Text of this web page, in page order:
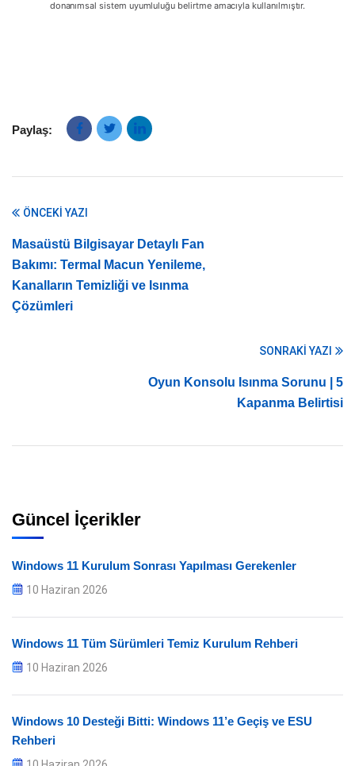
donanımsal sistem uyumluluğu belirtme amacıyla kullanılmıştır.
Paylaş:
ÖNCEKI YAZI
Masaüstü Bilgisayar Detaylı Fan
Bakımı: Termal Macun Yenileme,
Kanalların Temizliği ve Isınma
Çözümleri
SONRAKI YAZI
Oyun Konsolu Isınma Sorunu | 5
Kapanma Belirtisi
Güncel İçerikler
Windows 11 Kurulum Sonrası Yapılması Gerekenler
10 Haziran 2026
Windows 11 Tüm Sürümleri Temiz Kurulum Rehberi
10 Haziran 2026
Windows 10 Desteği Bitti: Windows 11’e Geçiş ve ESU
Rehberi